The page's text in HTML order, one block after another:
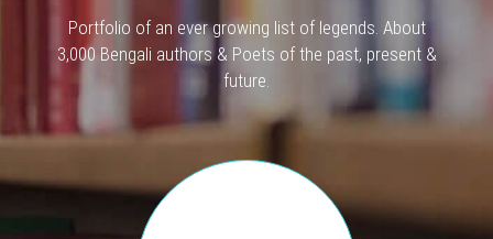
Portfolio of an ever growing list of legends. About
3,000 Bengali authors & Poets of the past, present &
future.